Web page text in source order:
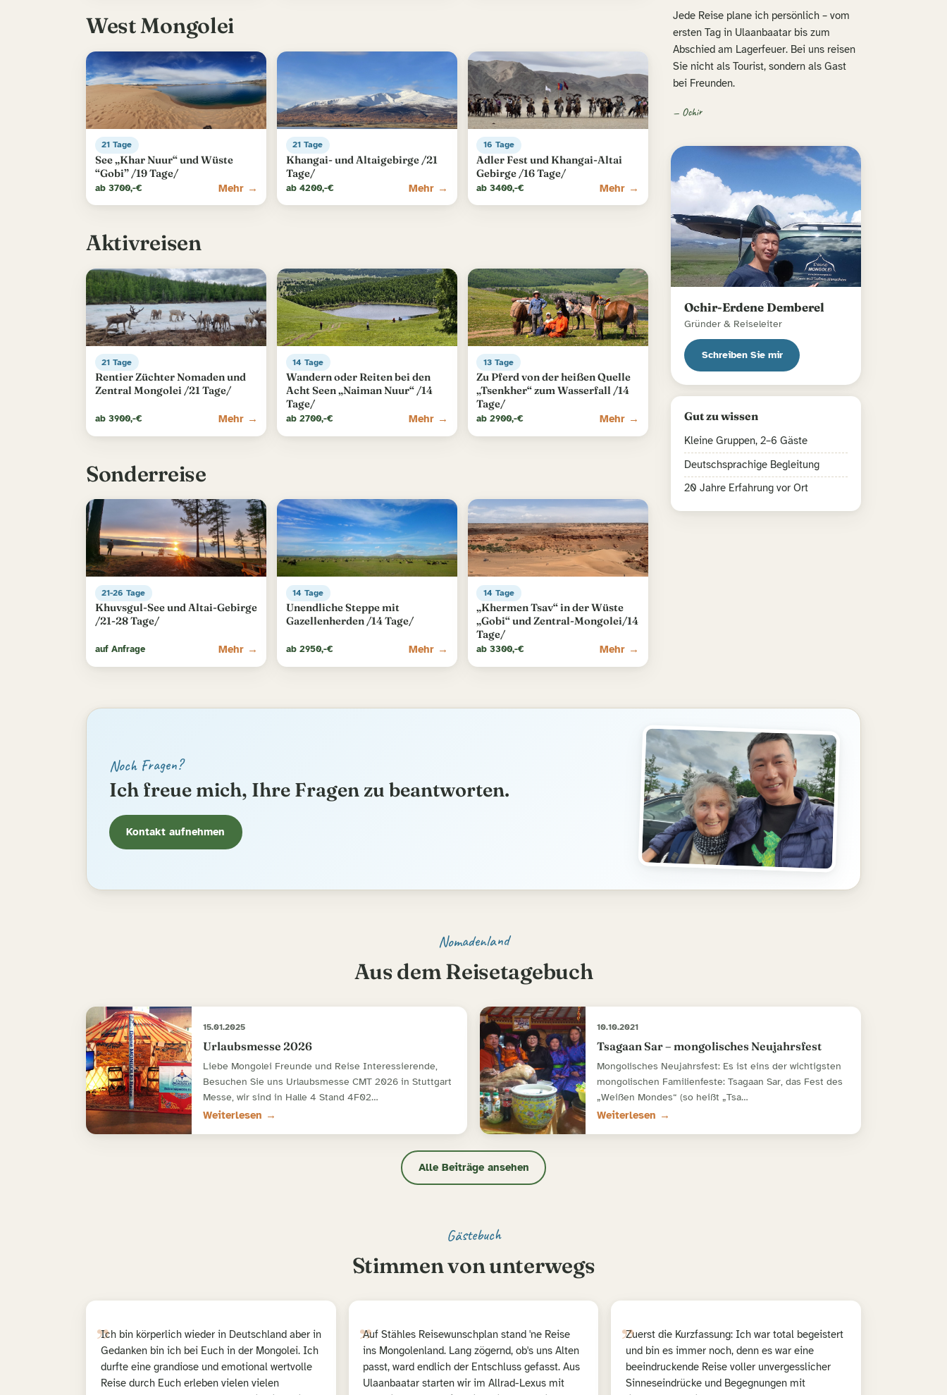
West Mongolei
21 Tage
See „Khar Nuur“ und Wüste
“Gobi” /19 Tage/
ab 3700,-€ Mehr →
21 Tage
Khangai- und Altaigebirge /21
Tage/
ab 4200,-€ Mehr →
16 Tage
Adler Fest und Khangai-Altai
Gebirge /16 Tage/
ab 3400,-€ Mehr →
Aktivreisen
21 Tage
Rentier Züchter Nomaden und
Zentral Mongolei /21 Tage/
ab 3900,-€ Mehr →
14 Tage
Wandern oder Reiten bei den
Acht Seen „Naiman Nuur“ /14
Tage/
ab 2700,-€ Mehr →
13 Tage
Zu Pferd von der heißen Quelle
„Tsenkher“ zum Wasserfall /14
Tage/
ab 2900,-€ Mehr →
Sonderreise
21-26 Tage
Khuvsgul-See und Altai-Gebirge
/21-28 Tage/
auf Anfrage Mehr →
14 Tage
Unendliche Steppe mit
Gazellenherden /14 Tage/
ab 2950,-€ Mehr →
14 Tage
„Khermen Tsav“ in der Wüste
„Gobi“ und Zentral-Mongolei/14
Tage/
ab 3300,-€ Mehr →
Jede Reise plane ich persönlich – vom
ersten Tag in Ulaanbaatar bis zum
Abschied am Lagerfeuer. Bei uns reisen
Sie nicht als Tourist, sondern als Gast
bei Freunden.
— Ochir
Ochir-Erdene Demberel
Gründer & Reiseleiter
Schreiben Sie mir
Gut zu wissen
Kleine Gruppen, 2–6 Gäste
Deutschsprachige Begleitung
20 Jahre Erfahrung vor Ort
Noch Fragen?
Ich freue mich, Ihre Fragen zu beantworten.
Kontakt aufnehmen
Nomadenland
Aus dem Reisetagebuch
15.01.2025
Urlaubsmesse 2026
Liebe Mongolei Freunde und Reise Interessierende,
Besuchen Sie uns Urlaubsmesse CMT 2026 in Stuttgart
Messe, wir sind in Halle 4 Stand 4F02…
Weiterlesen →
10.10.2021
Tsagaan Sar – mongolisches Neujahrsfest
Mongolisches Neujahrsfest: Es ist eins der wichtigsten
mongolischen Familienfeste: Tsagaan Sar, das Fest des
„Weißen Mondes“ (so heißt „Tsa…
Weiterlesen →
Alle Beiträge ansehen
Gästebuch
Stimmen von unterwegs
„
Ich bin körperlich wieder in Deutschland aber in
Gedanken bin ich bei Euch in der Mongolei. Ich
durfte eine grandiose und emotional wertvolle
Reise durch Euch erleben vielen vielen
„
Auf Stähles Reisewunschplan stand 'ne Reise
ins Mongolenland. Lang zögernd, ob's uns Alten
passt, ward endlich der Entschluss gefasst. Aus
Ulaanbaatar starten wir im Allrad-Lexus mit
„
Zuerst die Kurzfassung: Ich war total begeistert
und bin es immer noch, denn es war eine
beeindruckende Reise voller unvergesslicher
Sinneseindrücke und Begegnungen mit